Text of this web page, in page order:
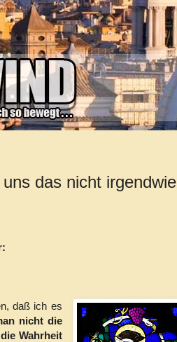
das nicht irgendwie
daß ich es
nicht die
Wahrheit